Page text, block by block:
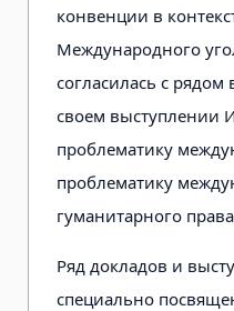
конвенции в
Международного
согласилась с
своем выступлении
проблематику
проблематику
гуманитарного
Ряд докладов и
специально